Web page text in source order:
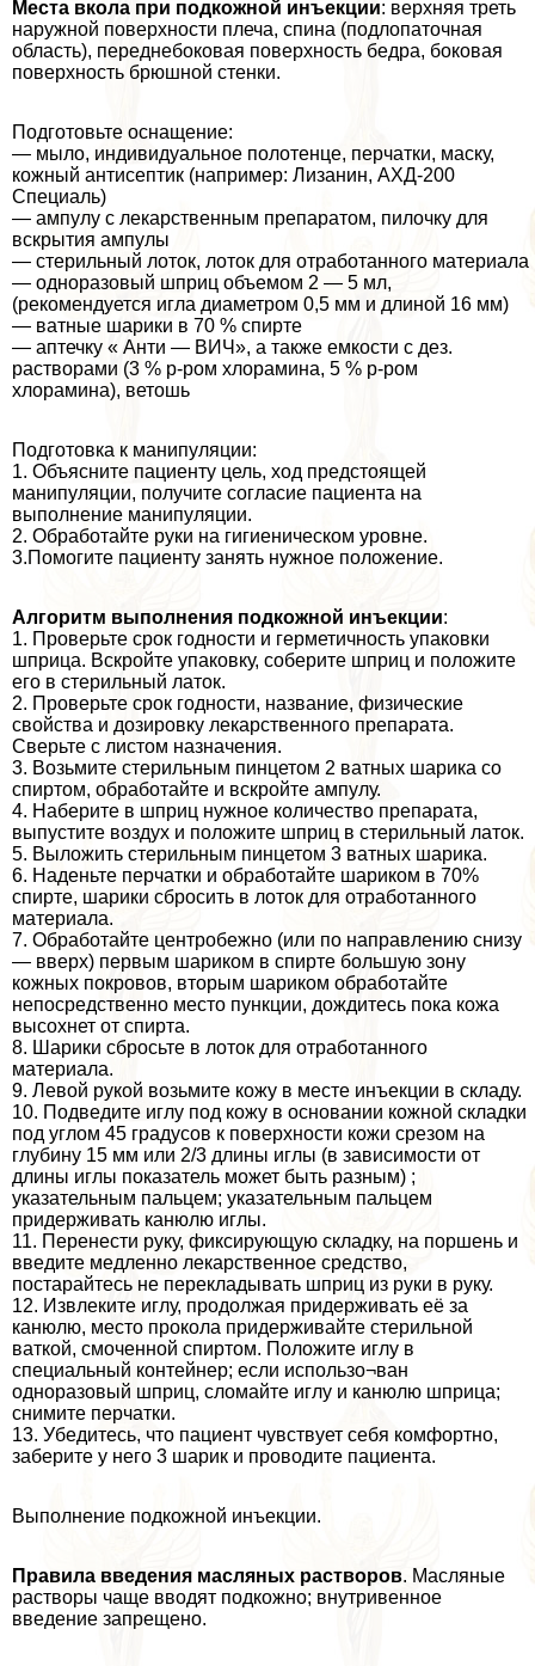
Места вкола при подкожной инъекции: верхняя треть
наружной поверхности плеча, спина (подлопаточная
область), переднебоковая поверхность бедра, боковая
поверхность брюшной стенки.
Подготовьте оснащение:
— мыло, индивидуальное полотенце, перчатки, маску,
кожный антисептик (например: Лизанин, АХД-200
Специаль)
— ампулу с лекарственным препаратом, пилочку для
вскрытия ампулы
— стерильный лоток, лоток для отработанного материала
— одноразовый шприц объемом 2 — 5 мл,
(рекомендуется игла диаметром 0,5 мм и длиной 16 мм)
— ватные шарики в 70 % спирте
— аптечку « Анти — ВИЧ», а также емкости с дез.
растворами (3 % р-ром хлорамина, 5 % р-ром
хлорамина), ветошь
Подготовка к манипуляции:
1. Объясните пациенту цель, ход предстоящей
манипуляции, получите согласие пациента на
выполнение манипуляции.
2. Обработайте руки на гигиеническом уровне.
3.Помогите пациенту занять нужное положение.
Алгоритм выполнения подкожной инъекции:
1. Проверьте срок годности и герметичность упаковки
шприца. Вскройте упаковку, соберите шприц и положите
его в стерильный латок.
2. Проверьте срок годности, название, физические
свойства и дозировку лекарственного препарата.
Сверьте с листом назначения.
3. Возьмите стерильным пинцетом 2 ватных шарика со
спиртом, обработайте и вскройте ампулу.
4. Наберите в шприц нужное количество препарата,
выпустите воздух и положите шприц в стерильный латок.
5. Выложить стерильным пинцетом 3 ватных шарика.
6. Наденьте перчатки и обработайте шариком в 70%
спирте, шарики сбросить в лоток для отработанного
материала.
7. Обработайте центробежно (или по направлению снизу
— вверх) первым шариком в спирте большую зону
кожных покровов, вторым шариком обработайте
непосредственно место пункции, дождитесь пока кожа
высохнет от спирта.
8. Шарики сбросьте в лоток для отработанного
материала.
9. Левой рукой возьмите кожу в месте инъекции в складу.
10. Подведите иглу под кожу в основании кожной складки
под углом 45 градусов к поверхности кожи срезом на
глубину 15 мм или 2/3 длины иглы (в зависимости от
длины иглы показатель может быть разным) ;
указательным пальцем; указательным пальцем
придерживать канюлю иглы.
11. Перенести руку, фиксирующую складку, на поршень и
введите медленно лекарственное средство,
постарайтесь не перекладывать шприц из руки в руку.
12. Извлеките иглу, продолжая придерживать её за
канюлю, место прокола придерживайте стерильной
ваткой, смоченной спиртом. Положите иглу в
специальный контейнер; если использо¬ван
одноразовый шприц, сломайте иглу и канюлю шприца;
снимите перчатки.
13. Убедитесь, что пациент чувствует себя комфортно,
заберите у него 3 шарик и проводите пациента.
Выполнение подкожной инъекции.
Правила введения масляных растворов. Масляные
растворы чаще вводят подкожно; внутривенное
введение запрещено.